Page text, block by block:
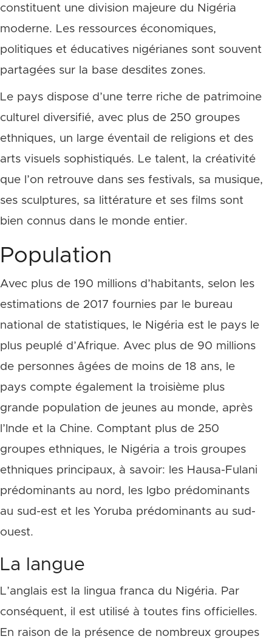
constituent une division majeure du Nigéria
moderne. Les ressources économiques,
politiques et éducatives nigérianes sont souvent
partagées sur la base desdites zones.
Le pays dispose d’une terre riche de patrimoine
culturel diversifié, avec plus de 250 groupes
ethniques, un large éventail de religions et des
arts visuels sophistiqués. Le talent, la créativité
que l’on retrouve dans ses festivals, sa musique,
ses sculptures, sa littérature et ses films sont
bien connus dans le monde entier.
Population
Avec plus de 190 millions d’habitants, selon les
estimations de 2017 fournies par le bureau
national de statistiques, le Nigéria est le pays le
plus peuplé d’Afrique. Avec plus de 90 millions
de personnes âgées de moins de 18 ans, le
pays compte également la troisième plus
grande population de jeunes au monde, après
l’Inde et la Chine. Comptant plus de 250
groupes ethniques, le Nigéria a trois groupes
ethniques principaux, à savoir: les Hausa-Fulani
prédominants au nord, les Igbo prédominants
au sud-est et les Yoruba prédominants au sud-
ouest.
La langue
L’anglais est la lingua franca du Nigéria. Par
conséquent, il est utilisé à toutes fins officielles.
En raison de la présence de nombreux groupes